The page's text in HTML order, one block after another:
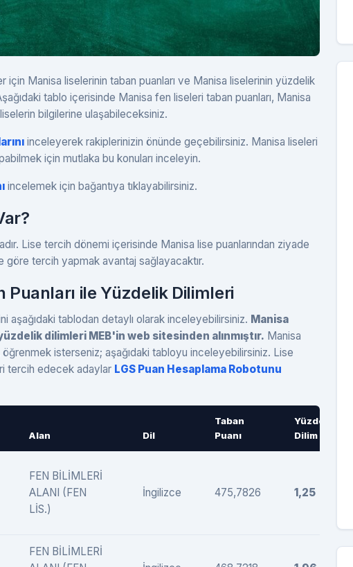
için Manisa liselerinin taban puanları ve Manisa liselerinin yüzdelik
tablo içerisinde Manisa fen liseleri taban puanları, Manisa
bilgilerine ulaşabileceksiniz.
inceleyerek rakiplerinizin önünde geçebilirsiniz. Manisa liseleri
için mutlaka bu konuları inceleyin.
incelemek için bağantıya tıklayabilirsiniz.
Lise tercih dönemi içerisinde Manisa lise puanlarından ziyade
tercih yapmak avantaj sağlayacaktır.
Puanları ile Yüzdelik Dilimleri
aşağıdaki tablodan detaylı olarak inceleyebilirsiniz. Manisa
dilimleri MEB'in web sitesinden alınmıştır. Manisa
isterseniz; aşağıdaki tabloyu inceleyebilirsiniz. Lise
tercih edecek adaylar LGS Puan Hesaplama Robotunu
Alan Dil
Taban
Puanı
Yüzdelik
Dilim
FEN BİLİMLERİ
ALANI (FEN
LİS.)
İngilizce 475,7826 1,25
FEN BİLİMLERİ